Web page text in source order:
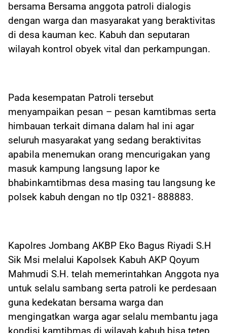
bersama Bersama anggota patroli dialogis
dengan warga dan masyarakat yang beraktivitas
di desa kauman kec. Kabuh dan seputaran
wilayah kontrol obyek vital dan perkampungan.
Pada kesempatan Patroli tersebut
menyampaikan pesan – pesan kamtibmas serta
himbauan terkait dimana dalam hal ini agar
seluruh masyarakat yang sedang beraktivitas
apabila menemukan orang mencurigakan yang
masuk kampung langsung lapor ke
bhabinkamtibmas desa masing tau langsung ke
polsek kabuh dengan no tlp 0321- 888883.
Kapolres Jombang AKBP Eko Bagus Riyadi S.H
Sik Msi melalui Kapolsek Kabuh AKP Qoyum
Mahmudi S.H. telah memerintahkan Anggota nya
untuk selalu sambang serta patroli ke perdesaan
guna kedekatan bersama warga dan
mengingatkan warga agar selalu membantu jaga